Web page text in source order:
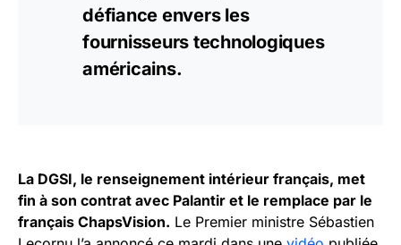
défiance envers les
fournisseurs technologiques
américains.
La DGSI, le renseignement intérieur français, met
fin à son contrat avec Palantir et le remplace par le
français ChapsVision. Le Premier ministre Sébastien